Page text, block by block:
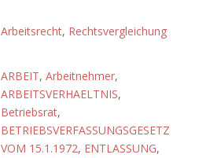
Arbeitsrecht, Rechtsvergleichung
ARBEIT, Arbeitnehmer,
ARBEITSVERHAELTNIS,
Betriebsrat,
BETRIEBSVERFASSUNGSGESETZ
VOM 15.1.1972, ENTLASSUNG,